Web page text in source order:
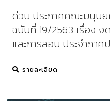
ด่วน ประกาศคณะมนุษ
ฉบับที่ 19/2563 เรื่อง ง
และการสอบ ประจำภา
รายละเอียด